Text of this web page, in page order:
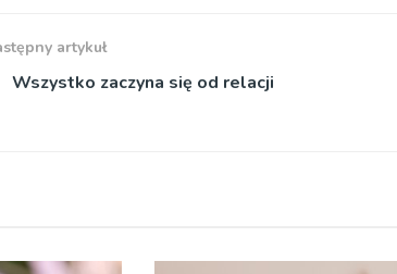
artykuł
Wszystko zaczyna się od relacji